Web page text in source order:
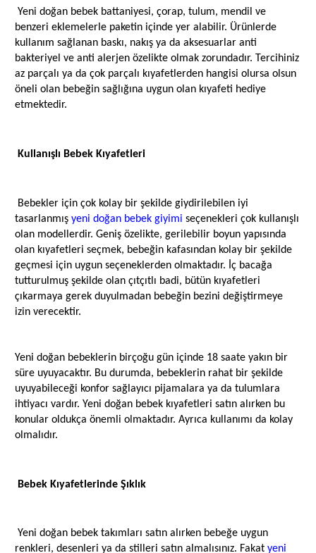
Yeni doğan bebek battaniyesi, çorap, tulum, mendil ve
benzeri eklemelerle paketin içinde yer alabilir. Ürünlerde
kullanım sağlanan baskı, nakış ya da aksesuarlar anti
bakteriyel ve anti alerjen özelikte olmak zorundadır. Tercihiniz
az parçalı ya da çok parçalı kıyafetlerden hangisi olursa olsun
öneli olan bebeğin sağlığına uygun olan kıyafeti hediye
etmektedir.
Kullanışlı Bebek Kıyafetleri
Bebekler için çok kolay bir şekilde giydirilebilen iyi
tasarlanmışyeni doğan bebek giyimi seçenekleri çok kullanışlı
olan modellerdir. Geniş özelikte, gerilebilir boyun yapısında
olan kıyafetleri seçmek, bebeğin kafasından kolay bir şekilde
geçmesi için uygun seçeneklerden olmaktadır. İç bacağa
tutturulmuş şekilde olan çıtçıtlı badi, bütün kıyafetleri
çıkarmaya gerek duyulmadan bebeğin bezini değiştirmeye
izin verecektir.
Yeni doğan bebeklerin birçoğu gün içinde 18 saate yakın bir
süre uyuyacaktır. Bu durumda, bebeklerin rahat bir şekilde
uyuyabileceği konfor sağlayıcı pijamalara ya da tulumlara
ihtiyacı vardır. Yeni doğan bebek kıyafetleri satın alırken bu
konular oldukça önemli olmaktadır. Ayrıca kullanımı da kolay
olmalıdır.
Bebek Kıyafetlerinde Şıklık
Yeni doğan bebek takımları satın alırken bebeğe uygun
renkleri, desenleri ya da stilleri satın almalısınız. Fakatyeni